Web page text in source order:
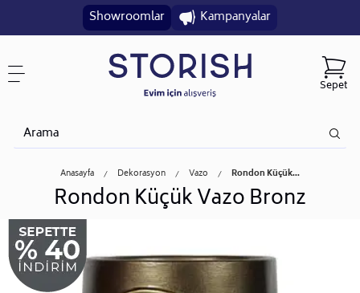
Showroomlar Kampanyalar
Sepet
Anasayfa Dekorasyon Vazo Rondon Küçük...
Rondon Küçük Vazo Bronz